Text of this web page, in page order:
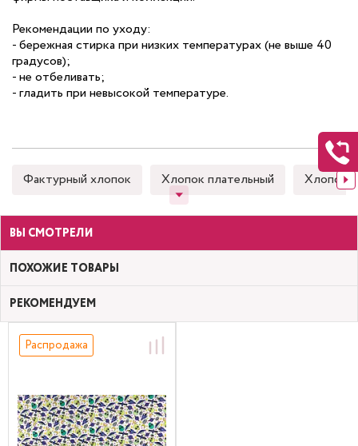
Рекомендации по уходу:
- бережная стирка при низких температурах (не выше 40
градусов);
- не отбеливать;
- гладить при невысокой температуре.
Фактурный хлопок Хлопок плательный Хлопок
ВЫ СМОТРЕЛИ
ПОХОЖИЕ ТОВАРЫ
РЕКОМЕНДУЕМ
Распродажа